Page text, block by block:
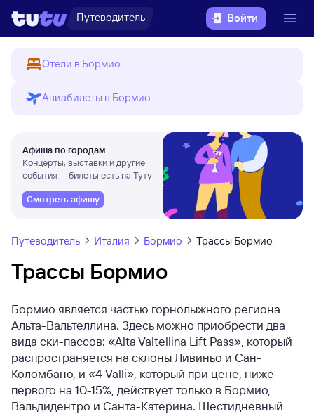
Путеводитель Войти
Отели в Бормио
Авиабилеты в Бормио
Афиша по городам
Концерты, выставки и другие
события — билеты есть на Туту
Смотреть афишу
Путеводитель Италия Бормио Трассы Бормио
Трассы Бормио
Бормио является частью горнолыжного региона
Альта-Вальтеллина. Здесь можно приобрести два
вида ски-пассов: «Alta Valtellina Lift Pass», который
распространяется на склоны Ливиньо и Сан-
Коломбано, и «4 Valli», который при цене, ниже
первого на 10-15%, действует только в Бормио,
Вальдидентро и Санта-Катерина. Шестидневный